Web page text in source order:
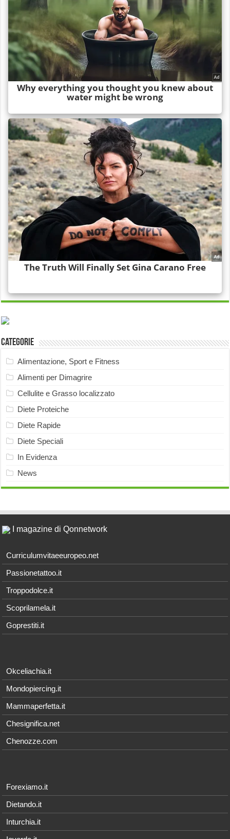
Categorie
Alimentazione, Sport e Fitness
Alimenti per Dimagrire
Cellulite e Grasso localizzato
Diete Proteiche
Diete Rapide
Diete Speciali
In Evidenza
News
I magazine di Qonnetwork
Curriculumvitaeeuropeo.net
Passionetattoo.it
Troppodolce.it
Scoprilamela.it
Goprestiti.it
Okceliachia.it
Mondopiercing.it
Mammaperfetta.it
Chesignifica.net
Chenozze.com
Forexiamo.it
Dietando.it
Inturchia.it